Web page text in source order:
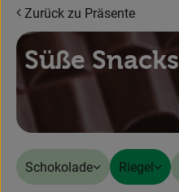
Frühstückspause
Zurück zu Präsente
Süße Snacks
Schokolade Riegel